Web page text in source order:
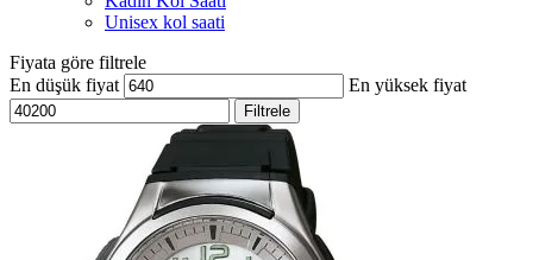
Unisex kol saati
Fiyata göre filtrele
En düşük fiyat
En yüksek fiyat
Filtrele